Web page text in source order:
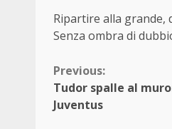
Ripartire alla grande,
Senza ombra di
Continue
Reading
Previous:
Tudor spalle al
Juventus